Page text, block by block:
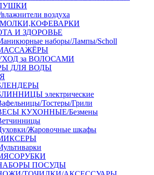
воздуха
И ЗДОРОВЬЕ
наборы/Лампы/Scholl
за ВОЛОСАМИ
ДЛЯ ВОДЫ
электрические
Тостеры/Грили
КУХОННЫЕ/Безмены
Жаровочные шкафы
ПОСУДЫ